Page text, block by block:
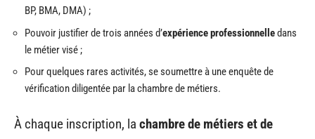
BP, BMA, DMA) ;
Pouvoir justifier de trois années d’expérience professionnelledans
le métier visé ;
Pour quelques rares activités, se soumettre à une enquête de
vérification diligentée par la chambre de métiers.
À chaque inscription, la chambre de métiers et de